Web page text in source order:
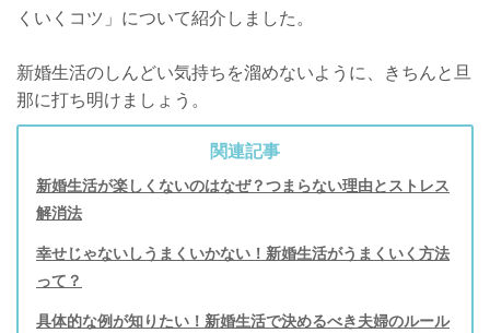
くいくコツ」について紹介しました。
新婚生活のしんどい気持ちを溜めないように、きちんと旦
那に打ち明けましょう。
関連記事
新婚生活が楽しくないのはなぜ？つまらない理由とストレス
解消法
幸せじゃないしうまくいかない！新婚生活がうまくいく方法
って？
具体的な例が知りたい！新婚生活で決めるべき夫婦のルール